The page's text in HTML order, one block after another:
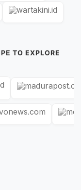
TO EXPLORE